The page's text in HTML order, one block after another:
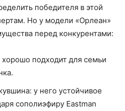
победителя в этой
Но у модели «Орлеан»
перед конкурентами:
подходит для семьи
у него устойчивое
сополиэфиру Eastman